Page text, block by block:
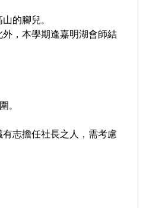
山的腳兒。
，本學期逢嘉明湖會師結
。
志擔任社長之人，需考慮